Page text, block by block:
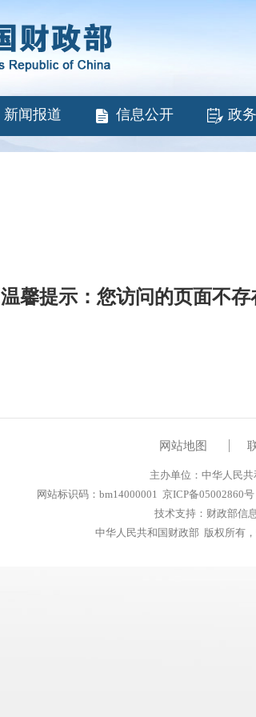
新闻报道 信息公开 政
温馨提示：您访问的页面不
网站地图
主办单位：中华人民
网站标识码：bm14000001 京ICP备05002860号
技术支持：财政部信
中华人民共和国财政部 版权所有